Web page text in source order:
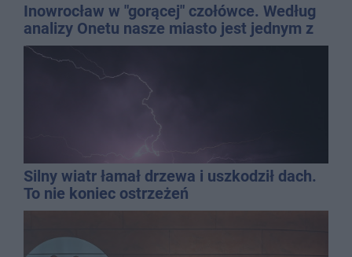
Inowrocław w "gorącej" czołówce. Według
analizy Onetu nasze miasto jest jednym z
najbardziej narażonych na upały
Silny wiatr łamał drzewa i uszkodził dach.
To nie koniec ostrzeżeń